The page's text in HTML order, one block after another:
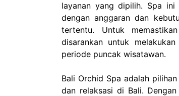
layanan yang dipilih. Spa ini
dengan anggaran dan
tertentu. Untuk
disarankan untuk
periode puncak wisatawan.
Bali Orchid Spa adalah
dan relaksasi di Bali.